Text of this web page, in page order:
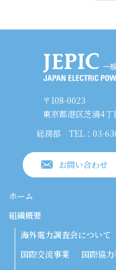
〒108-0023
東京都港区芝浦4
総務部
TEL：03-
お問い合わせ
ホーム
組織概要
海外電力調査会について
国際交流事業
国際協